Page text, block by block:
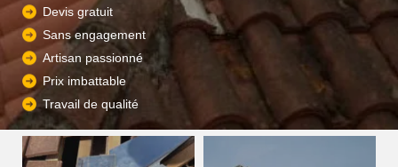
Devis gratuit
Sans engagement
Artisan passionné
Prix imbattable
Travail de qualité